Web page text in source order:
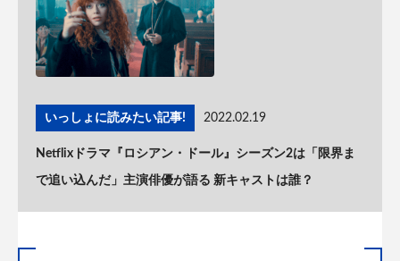
いっしょに読みたい記事! 2022.02.19
Netflixドラマ『ロシアン・ドール』シーズン2は「限界ま
で追い込んだ」主演俳優が語る 新キャストは誰？